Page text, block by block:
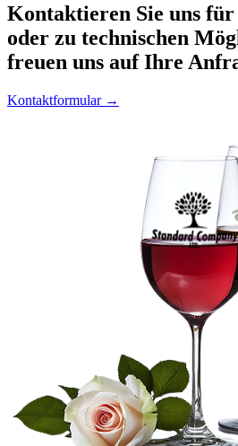
Kontaktieren Sie uns
oder zu technischen
freuen uns auf Ihre
Kontaktformular →